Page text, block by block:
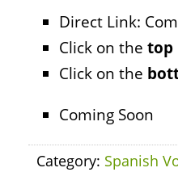
Direct Link:
Click on the top
Click on the
Coming Soon
Category: Spanish